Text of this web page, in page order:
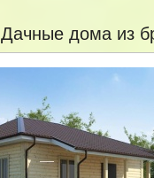
Дачные дома из